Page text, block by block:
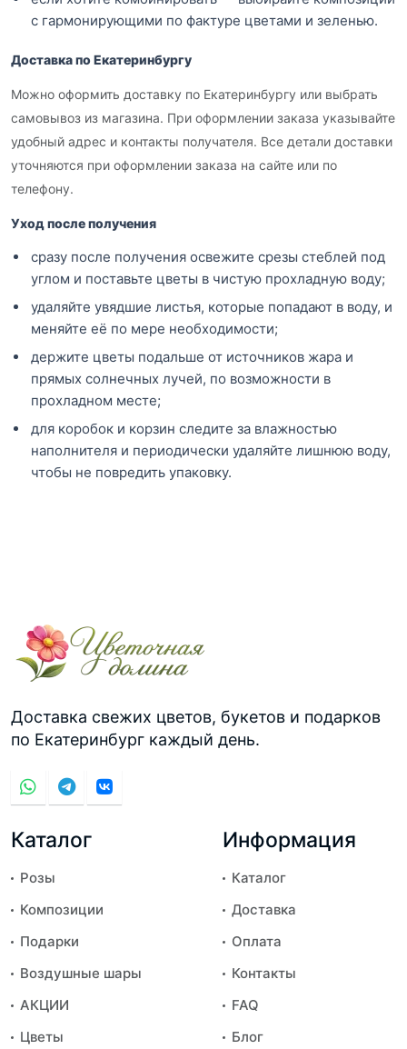
с гармонирующими по фактуре цветами и зеленью.
Доставка по Екатеринбургу
Можно оформить доставку по Екатеринбургу или выбрать
самовывоз из магазина. При оформлении заказа указывайте
удобный адрес и контакты получателя. Все детали доставки
уточняются при оформлении заказа на сайте или по
телефону.
Уход после получения
сразу после получения освежите срезы стеблей под
углом и поставьте цветы в чистую прохладную воду;
удаляйте увядшие листья, которые попадают в воду, и
меняйте её по мере необходимости;
держите цветы подальше от источников жара и
прямых солнечных лучей, по возможности в
прохладном месте;
для коробок и корзин следите за влажностью
наполнителя и периодически удаляйте лишнюю воду,
чтобы не повредить упаковку.
Доставка свежих цветов, букетов и подарков
по Екатеринбург каждый день.
Каталог
Розы
Композиции
Подарки
Воздушные шары
АКЦИИ
Цветы
Информация
Каталог
Доставка
Оплата
Контакты
FAQ
Блог